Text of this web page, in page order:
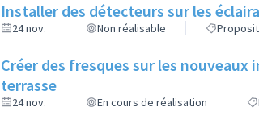
Installer des détecteurs sur les
24 nov. Non réalisable
Créer des fresques sur les
terrasse
24 nov. En cours de réalisation